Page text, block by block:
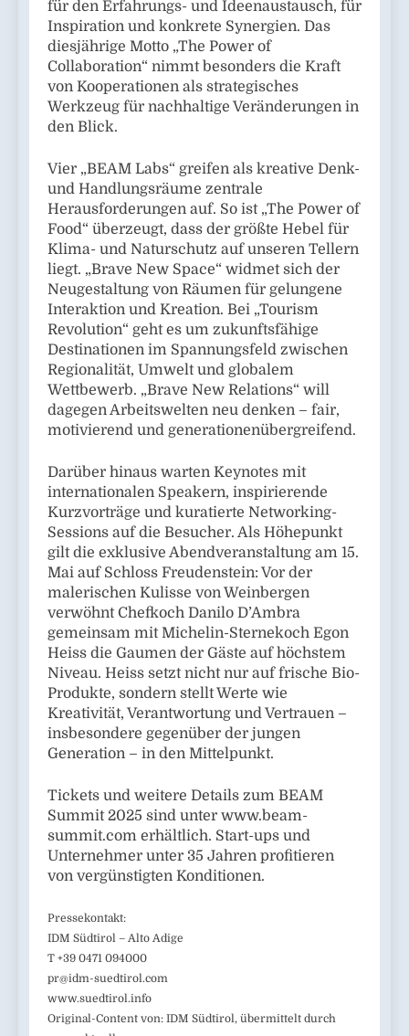
für den Erfahrungs- und Ideenaustausch, für
Inspiration und konkrete Synergien. Das
diesjährige Motto „The Power of
Collaboration“ nimmt besonders die Kraft
von Kooperationen als strategisches
Werkzeug für nachhaltige Veränderungen in
den Blick.
Vier „BEAM Labs“ greifen als kreative Denk-
und Handlungsräume zentrale
Herausforderungen auf. So ist „The Power of
Food“ überzeugt, dass der größte Hebel für
Klima- und Naturschutz auf unseren Tellern
liegt. „Brave New Space“ widmet sich der
Neugestaltung von Räumen für gelungene
Interaktion und Kreation. Bei „Tourism
Revolution“ geht es um zukunftsfähige
Destinationen im Spannungsfeld zwischen
Regionalität, Umwelt und globalem
Wettbewerb. „Brave New Relations“ will
dagegen Arbeitswelten neu denken – fair,
motivierend und generationenübergreifend.
Darüber hinaus warten Keynotes mit
internationalen Speakern, inspirierende
Kurzvorträge und kuratierte Networking-
Sessions auf die Besucher. Als Höhepunkt
gilt die exklusive Abendveranstaltung am 15.
Mai auf Schloss Freudenstein: Vor der
malerischen Kulisse von Weinbergen
verwöhnt Chefkoch Danilo D’Ambra
gemeinsam mit Michelin-Sternekoch Egon
Heiss die Gaumen der Gäste auf höchstem
Niveau. Heiss setzt nicht nur auf frische Bio-
Produkte, sondern stellt Werte wie
Kreativität, Verantwortung und Vertrauen –
insbesondere gegenüber der jungen
Generation – in den Mittelpunkt.
Tickets und weitere Details zum BEAM
Summit 2025 sind unter www.beam-
summit.com erhältlich. Start-ups und
Unternehmer unter 35 Jahren profitieren
von vergünstigten Konditionen.
Pressekontakt:
IDM Südtirol – Alto Adige
T +39 0471 094000
pr@idm-suedtirol.com
www.suedtirol.info
Original-Content von: IDM Südtirol, übermittelt durch